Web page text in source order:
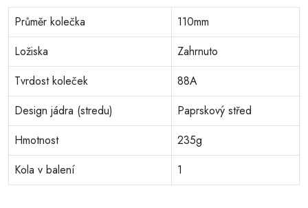
Průměr kolečka
110mm
Ložiska
Zahrnuto
Tvrdost koleček
88A
Design jádra (stredu)
Paprskový střed
Hmotnost
235g
Kola v balení
1